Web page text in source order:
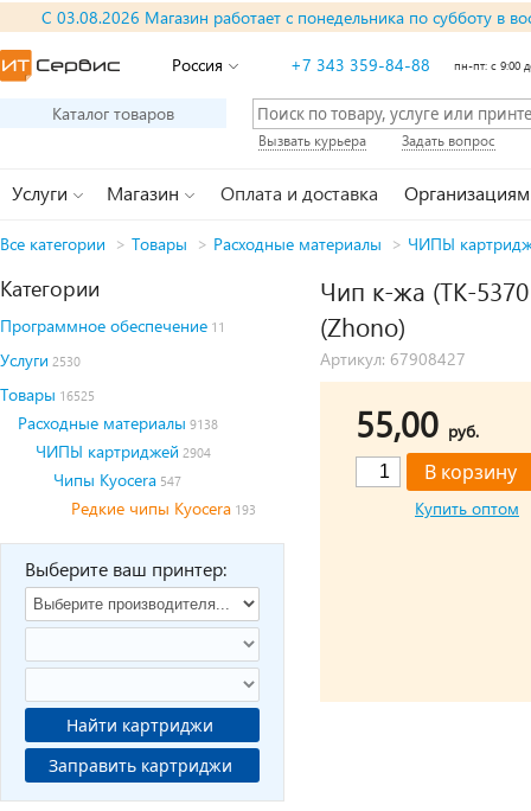
С 03.08.2026 Магазин работает с понедельника по субботу в
Россия +7 343 359-84-88 пн-пт: с 9:00
Каталог товаров
Вызвать курьера Задать вопрос
Услуги Магазин Оплата и доставка Организациям
Все категории > Товары > Расходные материалы > ЧИПЫ
Категории
Программное обеспечение 11
Услуги 2530
Товары 16525
Расходные материалы 9138
ЧИПЫ картриджей 2904
Чипы Kyocera 547
Редкие чипы Kyocera 193
Выберите ваш принтер:
Найти картриджи
Заправить картриджи
Чип к-жа (TK-
(Zhono)
Артикул: 67908427
55,00 руб.
Купить оптом